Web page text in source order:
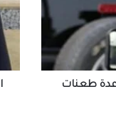
طعنات
سكب
مادة
على
طعام